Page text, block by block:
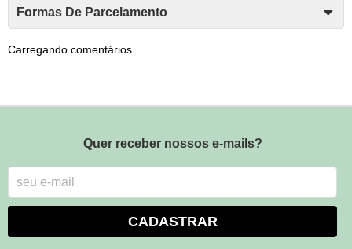
Formas De Parcelamento
Carregando comentários ...
Quer receber nossos e-mails?
CADASTRAR